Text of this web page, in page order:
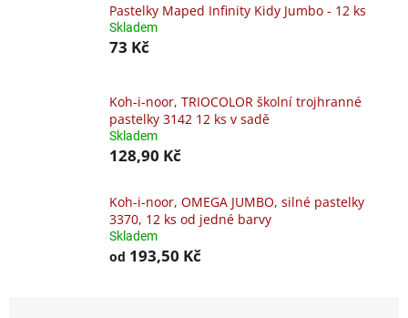
Pastelky Maped Infinity Kidy Jumbo - 12 ks
Skladem
73 Kč
Koh-i-noor, TRIOCOLOR školní trojhranné
pastelky 3142 12 ks v sadě
Skladem
128,90 Kč
Koh-i-noor, OMEGA JUMBO, silné pastelky
3370, 12 ks od jedné barvy
Skladem
od 193,50 Kč